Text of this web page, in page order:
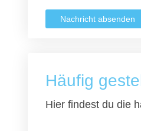
Nachricht absenden
Häufig
Hier findest du die